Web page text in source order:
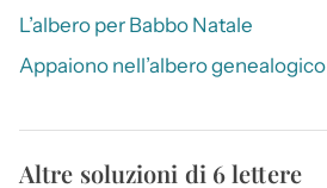
L’albero per Babbo Natale
Appaiono nell’albero genealogico
Altre soluzioni di 6 lettere